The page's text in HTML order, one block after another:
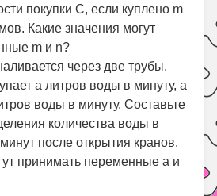
покупки C, если куплено m
Какие значения могут
m и n?
через две трубы.
a литров воды в минуту, а
воды в минуту. Составьте
количества воды в
после открытия кранов.
принимать переменные a и